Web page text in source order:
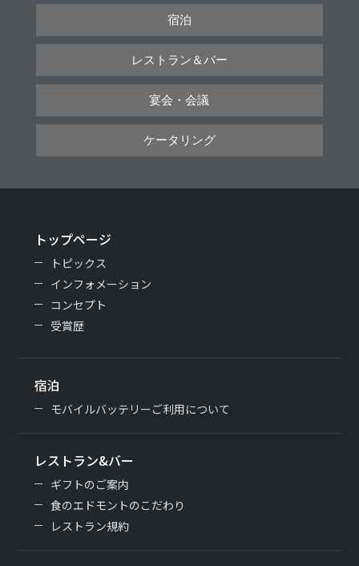
宿泊
レストラン＆バー
宴会・会議
ケータリング
トップページ
トピックス
インフォメーション
コンセプト
受賞歴
宿泊
モバイルバッテリーご利用について
レストラン&バー
ギフトのご案内
食のエドモントのこだわり
レストラン規約